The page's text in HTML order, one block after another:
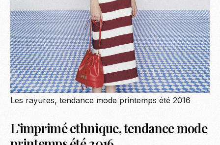
Les rayures, tendance mode printemps été 2016
L’imprimé ethnique, tendance mode